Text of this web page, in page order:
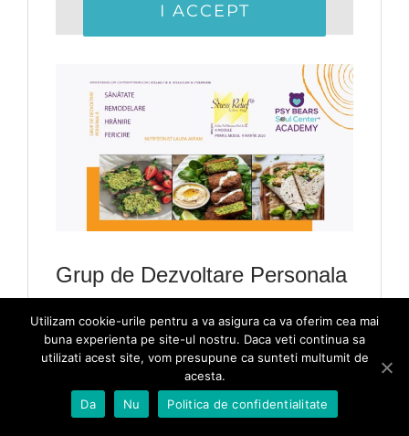
I ACCEPT
Grup de Dezvoltare Personala
Fericire
februarie 26th, 2020 | Cursuri | 0 Comments
Utilizam cookie-urile pentru a va asigura ca va oferim cea mai
buna experienta pe site-ul nostru. Daca veti continua sa
utilizati acest site, vom presupune ca sunteti multumit de
acesta.
Da
Nu Politica de confidentialitate